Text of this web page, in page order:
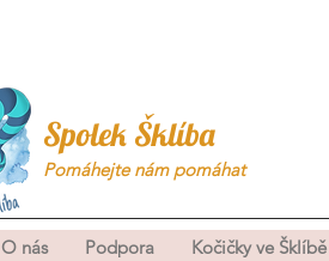
Spolek Šklíba
Pomáhejte nám pomáhat
O nás Podpora Kočičky ve Šklíbě